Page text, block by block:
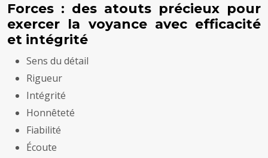
Forces : des atouts précieux pour
exercer la voyance avec efficacité
et intégrité
Sens du détail
Rigueur
Intégrité
Honnêteté
Fiabilité
Écoute